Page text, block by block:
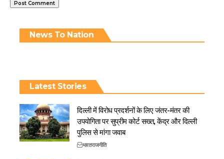
News To Nation
Latest Stories
दिल्ली में विरोध प्रदर्शनों के लिए जंतर-मंतर की
उपयोगिता पर सुप्रीम कोर्ट सख्त, केंद्र और दिल्ली
पुलिस से मांगा जवाब
भारतराजनीति